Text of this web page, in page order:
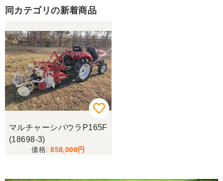
うございました。
山梨県／じん
整備された中古のバインダーを探していて、金額も
だいたい予算内だったのですぐに決めました！ それ
から陸送が可能という所も大きな決め手で、良い買
い物が出来たと非常に満足しております。
この度は、迅速な対応ありがとうございました。た
だ、メールに記載の配達の受け取りについてタイム
ラグがあり少しとまどいましたので、星をひとつの
同カテゴリの新着商品
マルチャーシバウラP165F
(18698-3)
858,000